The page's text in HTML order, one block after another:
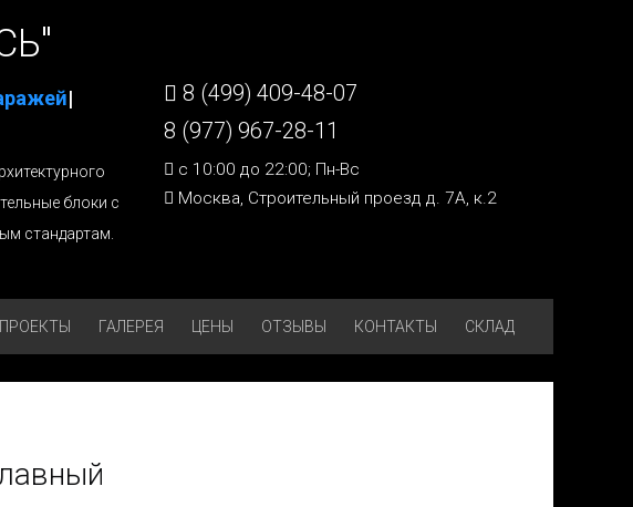
|
блоки с
стандартам.
8 (499) 409-48-07
8 (977) 967-28-11
c 10:00 до 22:00; Пн-Вс
Москва, Строительный проезд д. 7А, к.2
ПРОЕКТЫ ГАЛЕРЕЯ ЦЕНЫ ОТЗЫВЫ КОНТАКТЫ СКЛАД